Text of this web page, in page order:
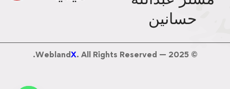
حسانين
© 2025 —
WeblandX. All Rights Reserved.